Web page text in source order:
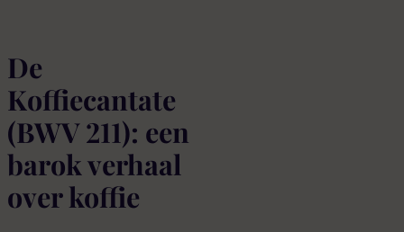
De
Koffiecantate
(BWV 211): een
barok verhaal
over koffie